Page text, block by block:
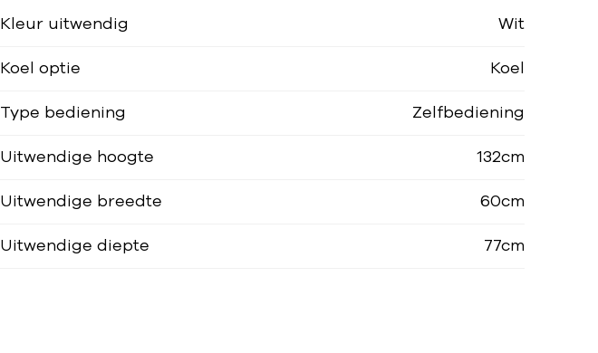
Kleur uitwendig Wit
Koel optie Koel
Type bediening Zelfbediening
Uitwendige hoogte 132cm
Uitwendige breedte 60cm
Uitwendige diepte 77cm